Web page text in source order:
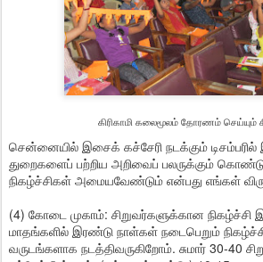
கிரிகாமி கலைமூலம் தோரணம் செய்யும்
சென்னையில் இசைக் கச்சேரி நடக்கும் டிசம்பரில்
துறைகளைப் பற்றிய அறிவைப் பலருக்கும்
நிகழ்ச்சிகள் அமையவேண்டும் என்பது எங்கள்
(4) கோடை முகாம்: சிறுவர்களுக்கான நிகழ்ச்சி
மாதங்களில் இரண்டு நாள்கள் நடைபெறும்
வருடங்களாக நடத்திவருகிறோம். சுமார் 30-40